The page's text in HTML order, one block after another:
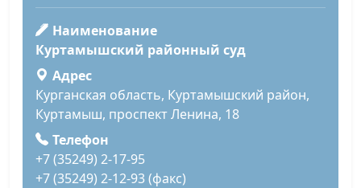
Наименование
Куртамышский районный суд
Адрес
Курганская область, Куртамышский район,
Куртамыш, проспект Ленина, 18
Телефон
+7 (35249) 2-17-95
+7 (35249) 2-12-93 (факс)